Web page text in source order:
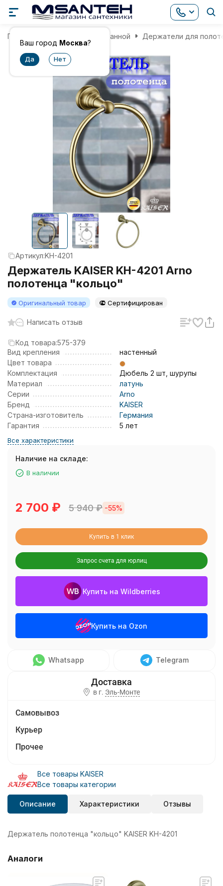
Ваш город Москва?
Главная Аксессуары для ванной Держатели для
Артикул:KH-4201
Держатель KAISER KH-4201 Arno
полотенца "кольцо"
Оригинальный товар Сертифицирован
Написать отзыв
Код товара:575-379
Вид крепления
настенный
Цвет товара
Комплектация
Дюбель 2 шт, шурупы
Материал
латунь
Серии
Arno
Бренд
KAISER
Страна-изготовитель
Германия
Гарантия
5 лет
Все характеристики
Наличие на складе:
В наличии
2 700 ₽ 5 940₽ -55%
Купить в 1 клик
Запрос счета для юрлиц
Купить на Wildberries
Купить на Ozon
Whatsapp Telegram
в г. Эль-Монте
Самовывоз
Курьер
Прочее
Все товары KAISER
Все товары категории
Описание Характеристики Отзывы
Держатель полотенца "кольцо" KAISER KH-4201
Аналоги